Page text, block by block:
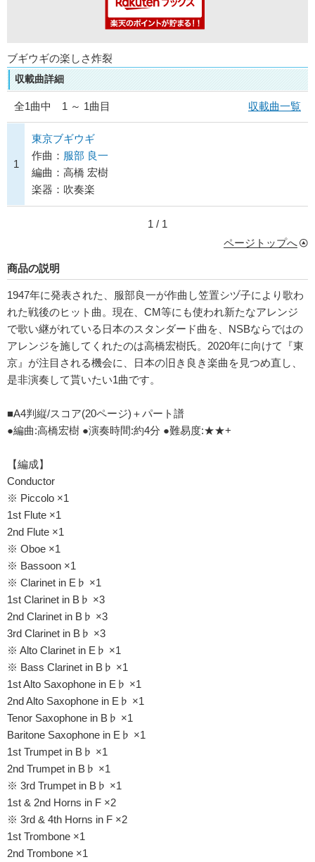
ブギウギの楽しさ炸裂
収載曲詳細
全1曲中 1 ～ 1曲目 収載曲一覧
1
東京ブギウギ
作曲： 服部 良一
編曲：高橋 宏樹
楽器：吹奏楽
1 / 1
ページトップへ
商品の説明
1947年に発表された、服部良一が作曲し笠置シヅ子により歌わ
れた戦後のヒット曲。現在、CM等にも使われ新たなアレンジ
で歌い継がれている日本のスタンダード曲を、NSBならではの
アレンジを施してくれたのは高橋宏樹氏。2020年に向けて『東
京』が注目される機会に、日本の旧き良き楽曲を見つめ直し、
是非演奏して貰いたい1曲です。
■A4判縦/スコア(20ページ)＋パート譜
●編曲:高橋宏樹 ●演奏時間:約4分 ●難易度:★★+
【編成】
Conductor
※ Piccolo ×1
1st Flute ×1
2nd Flute ×1
※ Oboe ×1
※ Bassoon ×1
※ Clarinet in E♭ ×1
1st Clarinet in B♭ ×3
2nd Clarinet in B♭ ×3
3rd Clarinet in B♭ ×3
※ Alto Clarinet in E♭ ×1
※ Bass Clarinet in B♭ ×1
1st Alto Saxophone in E♭ ×1
2nd Alto Saxophone in E♭ ×1
Tenor Saxophone in B♭ ×1
Baritone Saxophone in E♭ ×1
1st Trumpet in B♭ ×1
2nd Trumpet in B♭ ×1
※ 3rd Trumpet in B♭ ×1
1st & 2nd Horns in F ×2
※ 3rd & 4th Horns in F ×2
1st Trombone ×1
2nd Trombone ×1